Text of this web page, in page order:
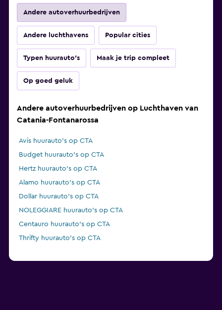
Andere autoverhuurbedrijven
Andere luchthavens Popular cities
Typen huurauto's Maak je trip compleet
Op goed geluk
Andere autoverhuurbedrijven op Luchthaven van
Catania-Fontanarossa
Avis huurauto's op CTA
Budget huurauto's op CTA
Hertz huurauto's op CTA
Alamo huurauto's op CTA
Dollar huurauto's op CTA
NOLEGGIARE huurauto's op CTA
Centauro huurauto's op CTA
Thrifty huurauto's op CTA